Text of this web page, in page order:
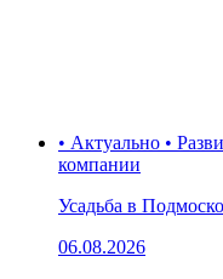
• Актуально •
компании
Усадьба в
06.08.2026